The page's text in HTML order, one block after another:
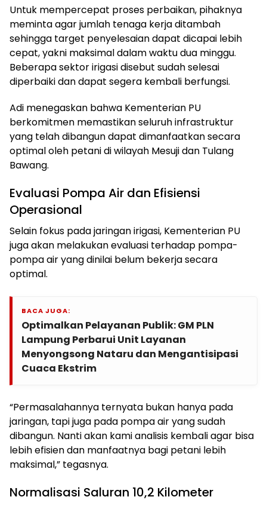
Untuk mempercepat proses perbaikan, pihaknya
meminta agar jumlah tenaga kerja ditambah
sehingga target penyelesaian dapat dicapai lebih
cepat, yakni maksimal dalam waktu dua minggu.
Beberapa sektor irigasi disebut sudah selesai
diperbaiki dan dapat segera kembali berfungsi.
Adi menegaskan bahwa Kementerian PU
berkomitmen memastikan seluruh infrastruktur
yang telah dibangun dapat dimanfaatkan secara
optimal oleh petani di wilayah Mesuji dan Tulang
Bawang.
Evaluasi Pompa Air dan Efisiensi
Operasional
Selain fokus pada jaringan irigasi, Kementerian PU
juga akan melakukan evaluasi terhadap pompa-
pompa air yang dinilai belum bekerja secara
optimal.
BACA JUGA:
Optimalkan Pelayanan Publik: GM PLN
Lampung Perbarui Unit Layanan
Menyongsong Nataru dan Mengantisipasi
Cuaca Ekstrim
“Permasalahannya ternyata bukan hanya pada
jaringan, tapi juga pada pompa air yang sudah
dibangun. Nanti akan kami analisis kembali agar bisa
lebih efisien dan manfaatnya bagi petani lebih
maksimal,” tegasnya.
Normalisasi Saluran 10,2 Kilometer